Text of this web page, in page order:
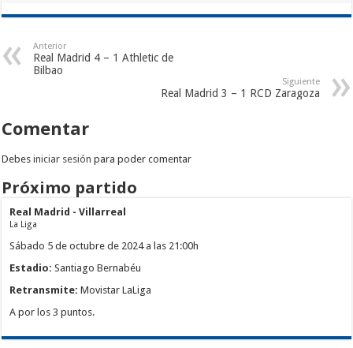
Anterior
Real Madrid 4 – 1 Athletic de
Bilbao
Siguiente
Real Madrid 3 – 1 RCD Zaragoza
Comentar
Debesiniciar sesión para poder comentar
Próximo partido
Real Madrid - Villarreal
La Liga
Sábado 5 de octubre de 2024 a las 21:00h
Estadio: Santiago Bernabéu
Retransmite: Movistar LaLiga
A por los 3 puntos.